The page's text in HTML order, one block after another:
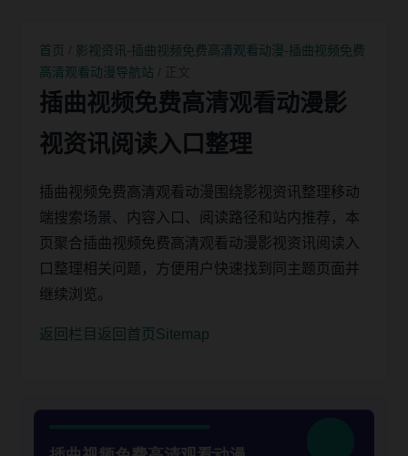
首页
影视资讯-插曲视频免费高清观看动漫-插曲视频免费
高清观看动漫导航站
插曲视频免费高清观看动漫影
视资讯阅读入口整理
插曲视频免费高清观看动漫围绕影视资讯整理移动
端搜索场景、内容入口、阅读路径和站内推荐，本
页聚合插曲视频免费高清观看动漫影视资讯阅读入
口整理相关问题，方便用户快速找到同主题页面并
继续浏览。
返回栏目 返回首页 Sitemap